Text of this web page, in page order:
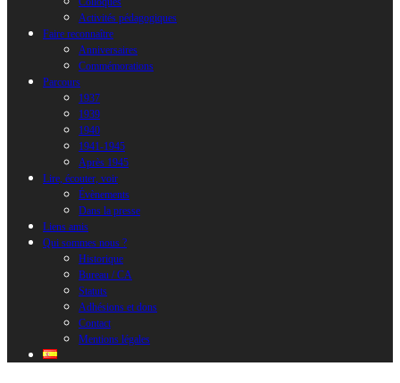
Activités pédagogiques
Faire reconnaître
Anniversaires
Commémorations
Parcours
1937
1939
1940
1941-1945
Après 1945
Lire, écouter, voir
Évènements
Dans la presse
Liens amis
Qui sommes nous ?
Historique
Bureau / CA
Statuts
Adhésions et dons
Contact
Mentions légales